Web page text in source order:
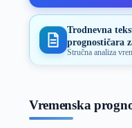
Trodnevna
prognostičara
Stručna analiza
Vremenska